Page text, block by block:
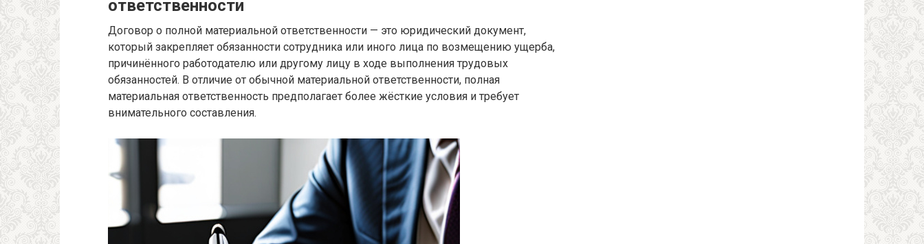
ответственности
Договор о полной материальной ответственности — это юридический документ,
который закрепляет обязанности сотрудника или иного лица по возмещению ущерба,
причинённого работодателю или другому лицу в ходе выполнения трудовых
обязанностей. В отличие от обычной материальной ответственности, полная
материальная ответственность предполагает более жёсткие условия и требует
внимательного составления.